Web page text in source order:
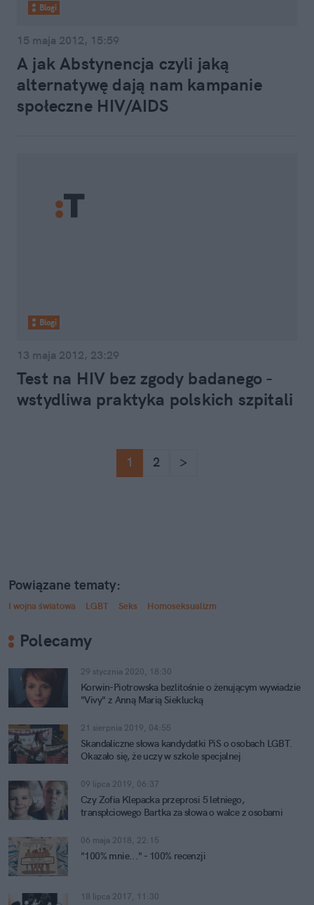
Blogi
15 maja 2012, 15:59
A jak Abstynencja czyli jaką
alternatywę dają nam kampanie
społeczne HIV/AIDS
Blogi
13 maja 2012, 23:29
Test na HIV bez zgody badanego -
wstydliwa praktyka polskich szpitali
1 2 >
Powiązane tematy:
I wojna światowa LGBT Seks Homoseksualizm
Polecamy
29 stycznia 2020, 18:30
Korwin-Piotrowska bezlitośnie o żenującym wywiadzie
"Vivy" z Anną Marią Sieklucką
21 sierpnia 2019, 04:55
Skandaliczne słowa kandydatki PiS o osobach LGBT.
Okazało się, że uczy w szkole specjalnej
09 lipca 2019, 06:37
Czy Zofia Klepacka przeprosi 5 letniego,
transpłciowego Bartka za słowa o walce z osobami
06 maja 2018, 22:15
"100% mnie..." - 100% recenzji
18 lipca 2017, 11:30